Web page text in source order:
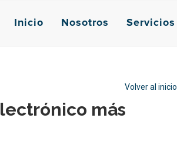
Inicio Nosotros Servicios
Volver al inicio
más